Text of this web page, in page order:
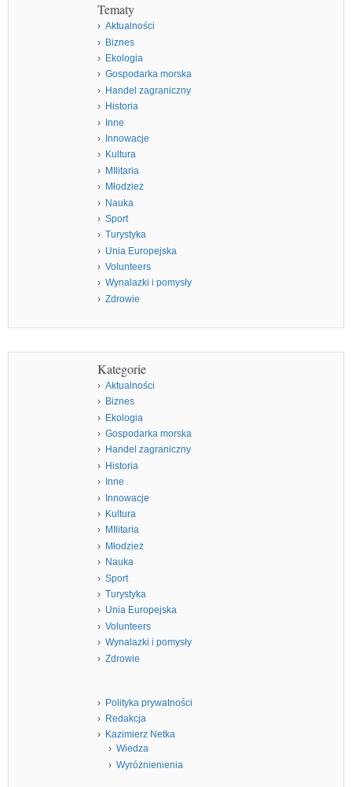
Tematy
Aktualności
Biznes
Ekologia
Gospodarka morska
Handel zagraniczny
Historia
Inne
Innowacje
Kultura
MIlitaria
Młodzież
Nauka
Sport
Turystyka
Unia Europejska
Volunteers
Wynalazki i pomysły
Zdrowie
Kategorie
Aktualności
Biznes
Ekologia
Gospodarka morska
Handel zagraniczny
Historia
Inne
Innowacje
Kultura
MIlitaria
Młodzież
Nauka
Sport
Turystyka
Unia Europejska
Volunteers
Wynalazki i pomysły
Zdrowie
Polityka prywatności
Redakcja
Kazimierz Netka
Wiedza
Wyróżnienienia